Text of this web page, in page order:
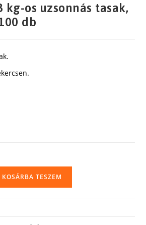
kg-os uzsonnás tasak,
db
KOSÁRBA TESZEM